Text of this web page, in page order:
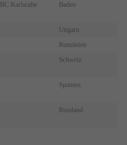
BC Karlsruhe Baden
Ungarn
Rumänien
Schweiz
Spanien
Russland